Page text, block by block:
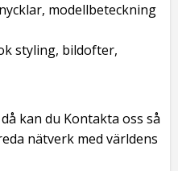
modellbeteckning
styling, bildofter,
kan du Kontakta oss så
nätverk med världens